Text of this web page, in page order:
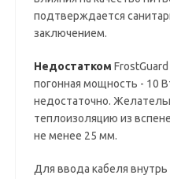
подтверждается
заключением.
Недостатком
погонная мощность - 10
недостаточно.
теплоизоляцию из
не менее 25 мм.
Для ввода кабеля